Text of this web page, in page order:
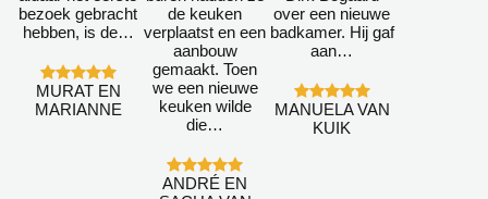
bezoek gebracht
hebben, is de…
MURAT EN
MARIANNE
de keuken
verplaatst en een
aanbouw
gemaakt. Toen
we een nieuwe
keuken wilde
die…
ANDRÉ EN
over een nieuwe
badkamer. Hij gaf
aan…
MANUELA VAN
KUIK